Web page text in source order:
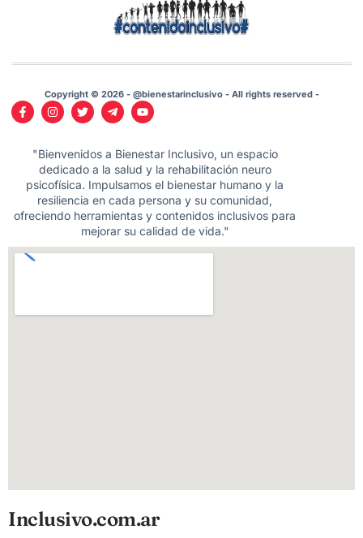
Copyright © 2026 - @bienestarinclusivo - All rights reserved -
"Bienvenidos a Bienestar Inclusivo, un espacio
dedicado a la salud y la rehabilitación neuro
psicofísica. Impulsamos el bienestar humano y la
resiliencia en cada persona y su comunidad,
ofreciendo herramientas y contenidos inclusivos para
mejorar su calidad de vida."
Inclusivo.com.ar